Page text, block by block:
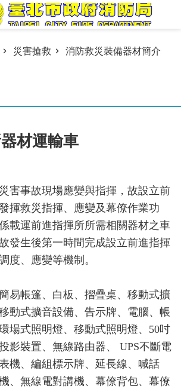
災害搶救
消防救災裝備器材簡介
材運輸車
害事故現場應變與指揮，故設立前
揮救災指揮、應變及幕僚作業功
載運前進指揮所所需相關器材之車
發生後第一時間完成設立前進指揮
度、應變等機制。
易帳篷、白板、摺疊桌、移動式擴
動式擴音設備、告示牌、電腦、帳
場式照明燈、移動式照明燈、 50吋
影裝置、無線路由器、 UPS不斷電
機、編組標示牌、延長線、喊話
、無線電對講機、幕僚背包、幕僚